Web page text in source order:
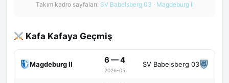
Takım kadro sayfaları: SV Babelsberg 03 · Magdeburg II
Kafa Kafaya Geçmiş
Magdeburg II 6 — 4
2026-05
SV Babelsberg 03